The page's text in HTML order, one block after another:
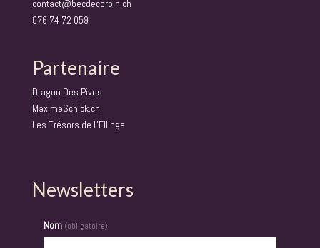
contact@becdecorbin.ch
076 74 72 059
Partenaire
Dragon Des Pives
MaximeSchick.ch
Les Trésors de L'Ellinga
Newsletters
Nom (obligatoire)